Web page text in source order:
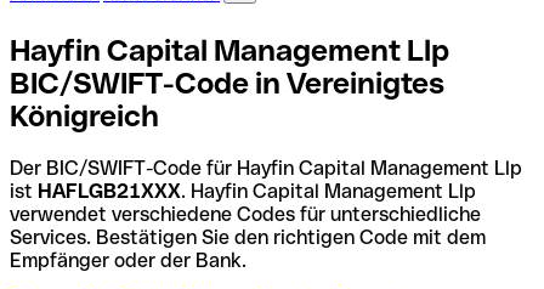
Hayfin Capital Management Llp
BIC/SWIFT-Code in Vereinigtes
Königreich
Der BIC/SWIFT-Code für Hayfin Capital Management Llp
ist HAFLGB21XXX. Hayfin Capital Management Llp
verwendet verschiedene Codes für unterschiedliche
Services. Bestätigen Sie den richtigen Code mit dem
Empfänger oder der Bank.